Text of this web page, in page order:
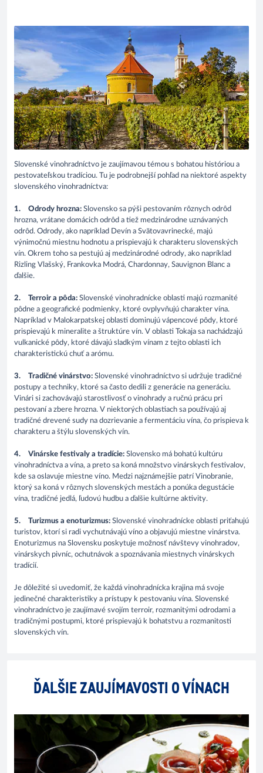
Slovenské vinohradníctvo je zaujímavou témou s bohatou históriou a
pestovateľskou tradíciou. Tu je podrobnejší pohľad na niektoré aspekty
slovenského vinohradníctva:
1. Odrody hrozna: Slovensko sa pýši pestovaním rôznych odrôd
hrozna, vrátane domácich odrôd a tiež medzinárodne uznávaných
odrôd. Odrody, ako napríklad Devín a Svätovavrinecké, majú
výnimočnú miestnu hodnotu a prispievajú k charakteru slovenských
vín. Okrem toho sa pestujú aj medzinárodné odrody, ako napríklad
Rizling Vlašský, Frankovka Modrá, Chardonnay, Sauvignon Blanc a
ďalšie.
2. Terroir a pôda: Slovenské vinohradnícke oblasti majú rozmanité
pôdne a geografické podmienky, ktoré ovplyvňujú charakter vína.
Napríklad v Malokarpatskej oblasti dominujú vápencové pôdy, ktoré
prispievajú k mineralite a štruktúre vín. V oblasti Tokaja sa nachádzajú
vulkanické pôdy, ktoré dávajú sladkým vínam z tejto oblasti ich
charakteristickú chuť a arómu.
3. Tradičné vinárstvo: Slovenské vinohradníctvo si udržuje tradičné
postupy a techniky, ktoré sa často dedili z generácie na generáciu.
Vinári si zachovávajú starostlivosť o vinohrady a ručnú prácu pri
pestovaní a zbere hrozna. V niektorých oblastiach sa používajú aj
tradičné drevené sudy na dozrievanie a fermentáciu vína, čo prispieva k
charakteru a štýlu slovenských vín.
4. Vinárske festivaly a tradície: Slovensko má bohatú kultúru
vinohradníctva a vína, a preto sa koná množstvo vinárskych festivalov,
kde sa oslavuje miestne víno. Medzi najznámejšie patrí Vinobranie,
ktorý sa koná v rôznych slovenských mestách a ponúka degustácie
vína, tradičné jedlá, ľudovú hudbu a ďalšie kultúrne aktivity.
5. Turizmus a enoturizmus: Slovenské vinohradnícke oblasti priťahujú
turistov, ktorí si radi vychutnávajú víno a objavujú miestne vinárstva.
Enoturizmus na Slovensku poskytuje možnosť návštevy vinohradov,
vinárskych pivníc, ochutnávok a spoznávania miestnych vinárskych
tradícií.
Je dôležité si uvedomiť, že každá vinohradnícka krajina má svoje
jedinečné charakteristiky a prístupy k pestovaniu vína. Slovenské
vinohradníctvo je zaujímavé svojím terroir, rozmanitými odrodami a
tradičnými postupmi, ktoré prispievajú k bohatstvu a rozmanitosti
slovenských vín.
ĎALŠIE ZAUJÍMAVOSTI O VÍNACH